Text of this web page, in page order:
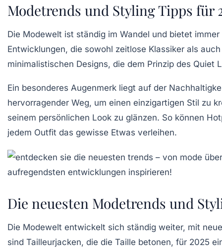
Modetrends und Styling Tipps für
Die Modewelt ist ständig im Wandel und bietet
Entwicklungen, die sowohl zeitlose Klassiker als
minimalistischen Designs, die dem Prinzip des Quiet
Ein besonderes Augenmerk liegt auf der
hervorragender Weg, um einen einzigartigen Stil zu
seinem persönlichen Look zu glänzen. So können
jedem Outfit das gewisse Etwas verleihen.
Die neuesten Modetrends und
Die Modewelt entwickelt sich ständig weiter, mit
sind Tailleurjacken, die die Taille betonen, für 2025